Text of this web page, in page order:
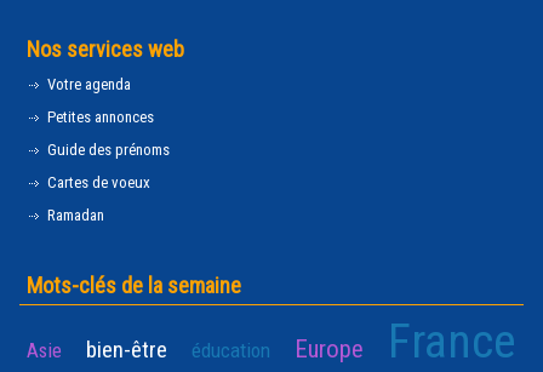
Nos services web
Votre agenda
Petites annonces
Guide des prénoms
Cartes de voeux
Ramadan
Mots-clés de la semaine
Asie bien-être éducation Europe France